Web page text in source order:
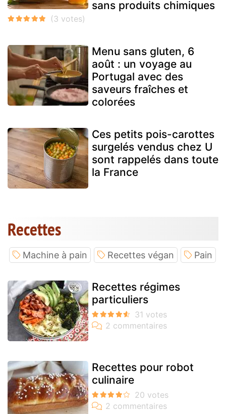
sans produits chimiques
Menu sans gluten, 6
août : un voyage au
Portugal avec des
saveurs fraîches et
colorées
Ces petits pois-carottes
surgelés vendus chez U
sont rappelés dans toute
la France
Recettes
Machine à pain Recettes végan Pain
Recettes régimes
particuliers
Recettes pour robot
culinaire